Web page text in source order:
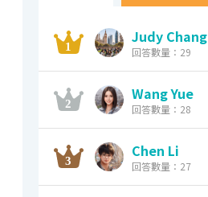
Judy Chang
回答數量：29
Wang Yue
回答數量：28
Chen Li
回答數量：27